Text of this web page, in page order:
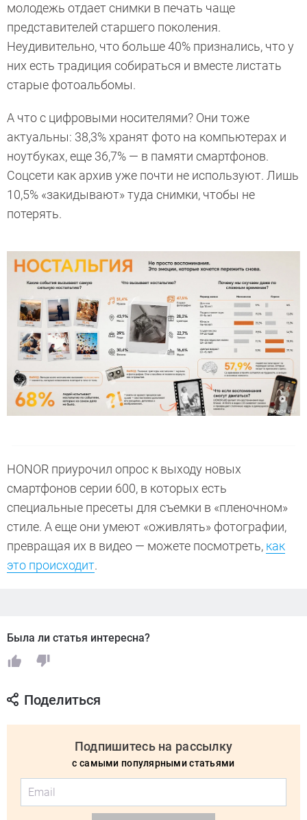
молодежь отдает снимки в печать чаще
представителей старшего поколения.
Неудивительно, что больше 40% признались, что у
них есть традиция собираться и вместе листать
старые фотоальбомы.
А что с цифровыми носителями? Они тоже
актуальны: 38,3% хранят фото на компьютерах и
ноутбуках, еще 36,7% — в памяти смартфонов.
Соцсети как архив уже почти не используют. Лишь
10,5% «закидывают» туда снимки, чтобы не
потерять.
HONOR приурочил опрос к выходу новых
смартфонов серии 600, в которых есть
специальные пресеты для съемки в «пленочном»
стиле. А еще они умеют «оживлять» фотографии,
превращая их в видео — можете посмотреть, как
это происходит.
Была ли статья интересна?
Поделиться
Подпишитесь на рассылку
с самыми популярными статьями